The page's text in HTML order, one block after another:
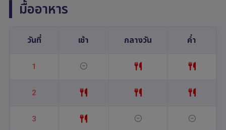
มื้ออาหาร
วันที่ เช้า กลางวัน ค่ำ
1
2
3